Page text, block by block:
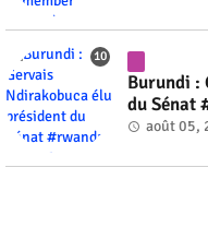
Burundi :
du Sénat
août 05,